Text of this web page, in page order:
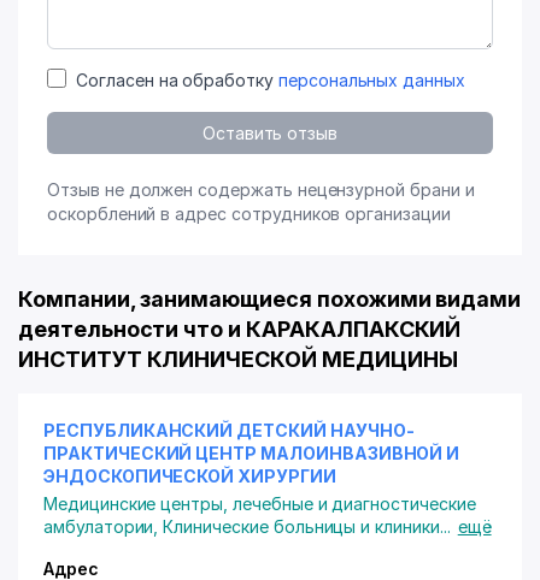
Согласен на обработку персональных данных
Оставить отзыв
Отзыв не должен содержать нецензурной брани и
оскорблений в адрес сотрудников организации
Компании, занимающиеся похожими видами
деятельности что и КАРАКАЛПАКСКИЙ
ИНСТИТУТ КЛИНИЧЕСКОЙ МЕДИЦИНЫ
РЕСПУБЛИКАНСКИЙ ДЕТСКИЙ НАУЧНО-
ПРАКТИЧЕСКИЙ ЦЕНТР МАЛОИНВАЗИВНОЙ И
ЭНДОСКОПИЧЕСКОЙ ХИРУРГИИ
Медицинские центры, лечебные и диагностические
амбулатории ,Клинические больницы и клиники... ещё
Адрес